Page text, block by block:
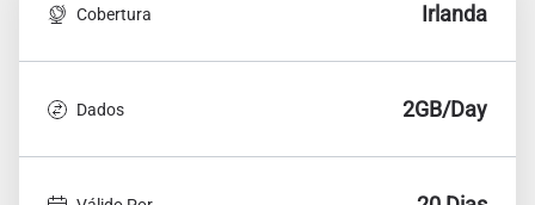
Cobertura Irlanda
Dados 2GB/Day